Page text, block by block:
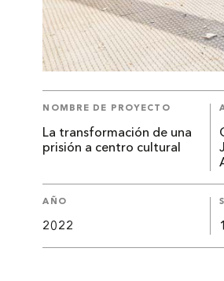
NOMBRE DE PROYECTO
La transformación de una
prisión a centro cultural
AÑO
2022